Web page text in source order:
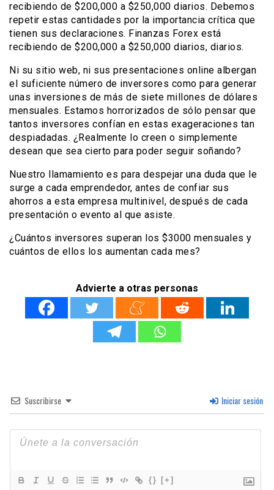
recibiendo de $200,000 a $250,000 diarios. Debemos
repetir estas cantidades por la importancia crítica que
tienen sus declaraciones. Finanzas Forex está
recibiendo de $200,000 a $250,000 diarios, diarios.
Ni su sitio web, ni sus presentaciones online albergan
el suficiente número de inversores como para generar
unas inversiones de más de siete millones de dólares
mensuales. Estamos horrorizados de sólo pensar que
tantos inversores confían en estas exageraciones tan
despiadadas. ¿Realmente lo creen o simplemente
desean que sea cierto para poder seguir soñando?
Nuestro llamamiento es para despejar una duda que le
surge a cada emprendedor, antes de confiar sus
ahorros a esta empresa multinivel, después de cada
presentación o evento al que asiste.
¿Cuántos inversores superan los $3000 mensuales y
cuántos de ellos los aumentan cada mes?
Advierte a otras personas
Suscribirse Iniciar sesión
{} [+]